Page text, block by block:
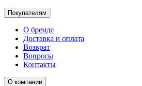
Покупателям
О бренде
Доставка и оплата
Возврат
Вопросы
Контакты
О компании